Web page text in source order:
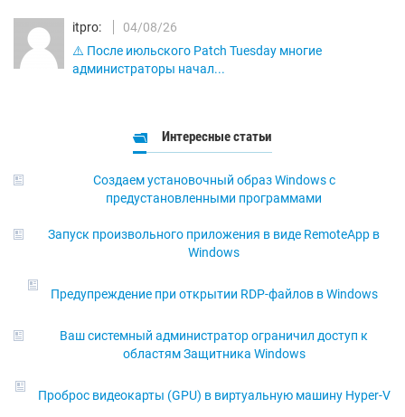
itpro:
04/08/26
⚠️ После июльского Patch Tuesday многие
администраторы начал...
Интересные статьи
Создаем установочный образ Windows с
предустановленными программами
Запуск произвольного приложения в виде RemoteApp в
Windows
Предупреждение при открытии RDP-файлов в Windows
Ваш системный администратор ограничил доступ к
областям Защитника Windows
Проброс видеокарты (GPU) в виртуальную машину Hyper-V